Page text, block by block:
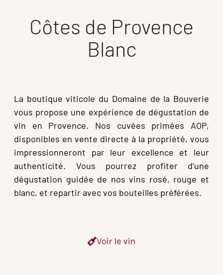
Côtes de Provence
Blanc
La boutique viticole du Domaine de la Bouverie
vous propose une expérience de dégustation de
vin en Provence. Nos cuvées primées AOP,
disponibles en vente directe à la propriété, vous
impressionneront par leur excellence et leur
authenticité. Vous pourrez profiter d’une
dégustation guidée de nos vins rosé, rouge et
blanc, et repartir avec vos bouteilles préférées.
Voir le vin